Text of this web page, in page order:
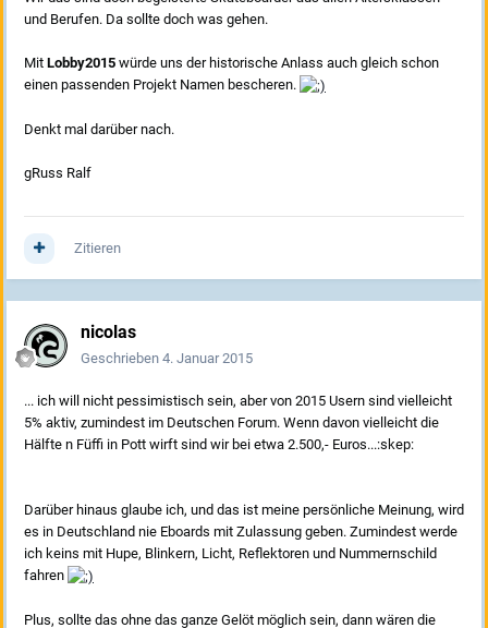
und Berufen. Da sollte doch was gehen.
Mit Lobby2015 würde uns der historische Anlass auch gleich schon
einen passenden Projekt Namen bescheren.
Denkt mal darüber nach.
gRuss Ralf
Zitieren
nicolas
Geschrieben 4. Januar 2015
... ich will nicht pessimistisch sein, aber von 2015 Usern sind vielleicht
5% aktiv, zumindest im Deutschen Forum. Wenn davon vielleicht die
Hälfte n Füffi in Pott wirft sind wir bei etwa 2.500,- Euros...:skep:
Darüber hinaus glaube ich, und das ist meine persönliche Meinung, wird
es in Deutschland nie Eboards mit Zulassung geben. Zumindest werde
ich keins mit Hupe, Blinkern, Licht, Reflektoren und Nummernschild
fahren
Plus, sollte das ohne das ganze Gelöt möglich sein, dann wären die